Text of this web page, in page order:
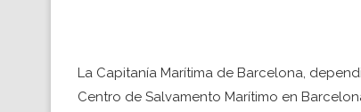
La Capitanía Marítima de Barcelona,
Centro de Salvamento Marítimo en